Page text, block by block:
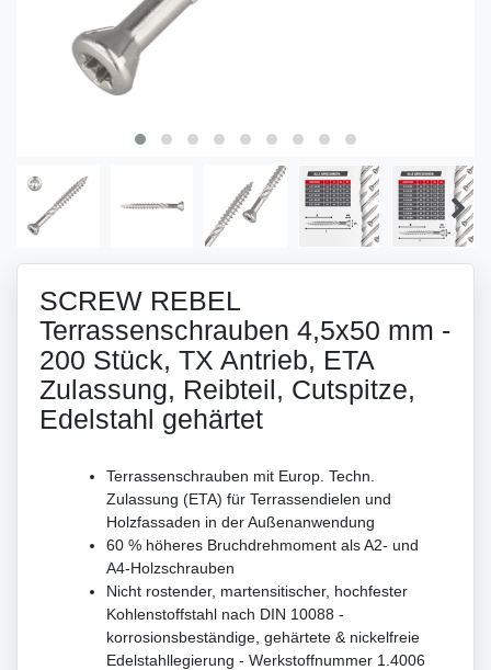
SCREW REBEL
Terrassenschrauben 4,5x50 mm -
200 Stück, TX Antrieb, ETA
Zulassung, Reibteil, Cutspitze,
Edelstahl gehärtet
Terrassenschrauben mit Europ. Techn.
Zulassung (ETA) für Terrassendielen und
Holzfassaden in der Außenanwendung
60 % höheres Bruchdrehmoment als A2- und
A4-Holzschrauben
Nicht rostender, martensitischer, hochfester
Kohlenstoffstahl nach DIN 10088 -
korrosionsbeständige, gehärtete & nickelfreie
Edelstahllegierung - Werkstoffnummer 1.4006